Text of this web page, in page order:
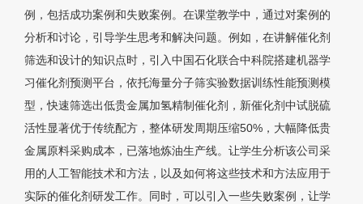
例，包括成功案例和失败案例。在课堂教学中，通过对案例的
分析和讨论，引导学生思考和解决问题。例如，在讲解催化剂
筛选和设计的知识点时，引入中国石化联合中科院搭建机器学
习催化剂预测平台，依托海量分子筛实验数据训练性能预测模
型，快速筛选出低贵金属加氢精制催化剂，新催化剂中试脱硫
活性显著优于传统配方，整体研发周期压缩50%，大幅降低贵
金属原料采购成本，已落地炼油生产线。让学生分析该公司采
用的人工智能技术和方法，以及如何将这些技术和方法应用于
实际的催化剂研发工作。同时，可以引入一些失败案例，让学